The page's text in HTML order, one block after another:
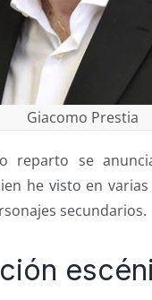
Giacomo Prestia
reparto se
he visto en
secundarios.